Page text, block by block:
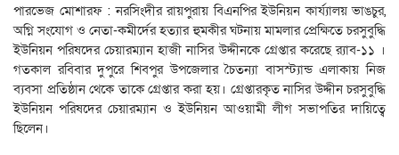
পারভেজ মোশারফ : নরসিংদীর রায়পুরায় বিএনপির ইউনিয়ন কার্য্যালয় ভাঙচুর,
অগ্নি সংযোগ ও নেতা-কমীর্দের হত্যার হুমকীর ঘটনায় মামলার প্রেক্ষিতে চরসুবুদ্ধি
ইউনিয়ন পরিষদের চেয়ারম্যান হাজী নাসির উদ্দীনকে গ্রেপ্তার করেছে র‌্যাব-১১ ।
গতকাল রবিবার দুপুরে শিবপুর উপজেলার চৈতন্যা বাসস্ট্যান্ড এলাকায় নিজ
ব্যবসা প্রতিষ্ঠান থেকে তাকে গ্রেপ্তার করা হয়। গ্রেপ্তারকৃত নাসির উদ্দীন চরসুবুদ্ধি
ইউনিয়ন পরিষদের চেয়ারম্যান ও ইউনিয়ন আওয়ামী লীগ সভাপতির দায়িত্বে
ছিলেন।